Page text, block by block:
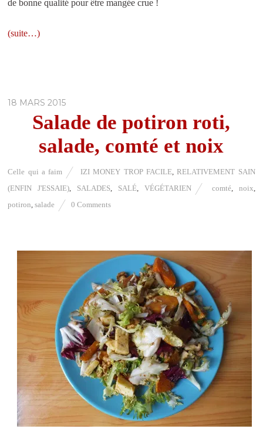
de bonne qualité pour être mangée crue !
(suite…)
18 MARS 2015
Salade de potiron roti,
salade, comté et noix
Celle qui a faim IZI MONEY TROP FACILE,RELATIVEMENT SAIN
(ENFIN J'ESSAIE), SALADES, SALÉ, VÉGÉTARIEN comté, noix,
potiron,salade 0 Comments